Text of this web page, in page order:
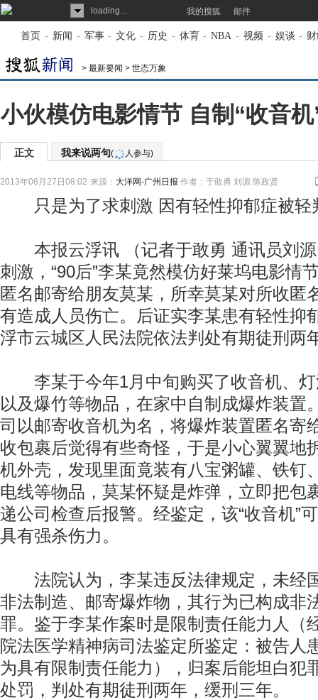
loading... 我的搜狐 邮件
首页 - 新闻 - 军事 - 文化 - 历史 - 体育 - NBA - 视频 - 娱谈 -
> 最新要闻 > 世态万象
小伙模仿电影情节 自制“收音
正文 我来说两句( 人参与)
2013年08月27日08:02 来源： 大洋网-广州日报 作者：于敢勇 刘源 陈政贤
只是为了求刺激 因有轻性抑郁症被轻
本报云浮讯 （记者于敢勇 通讯员刘源
刺激，“90后”李某竟然模仿好莱坞电影情
匿名邮寄给朋友莫某，所幸莫某对所收匿
有造成人员伤亡。后证实李某患有轻性抑
浮市云城区人民法院依法判处有期徒刑两
李某于今年1月中旬购买了收音机、灯
以及爆竹等物品，在家中自制成爆炸装置
司以邮寄收音机为名，将爆炸装置匿名寄
收包裹后觉得有些奇怪，于是小心翼翼地
机外壳，发现里面竟装有八宝粥罐、铁钉
电线等物品，莫某怀疑是炸弹，立即把包
递公司检查后报警。经鉴定，该“收音机”
具有强杀伤力。
法院认为，李某违反法律规定，未经
非法制造、邮寄爆炸物，其行为已构成非
罪。鉴于李某作案时是限制责任能力人（
院法医学精神病司法鉴定所鉴定：被告人
为具有限制责任能力），归案后能坦白犯
处罚，判处有期徒刑两年，缓刑三年。